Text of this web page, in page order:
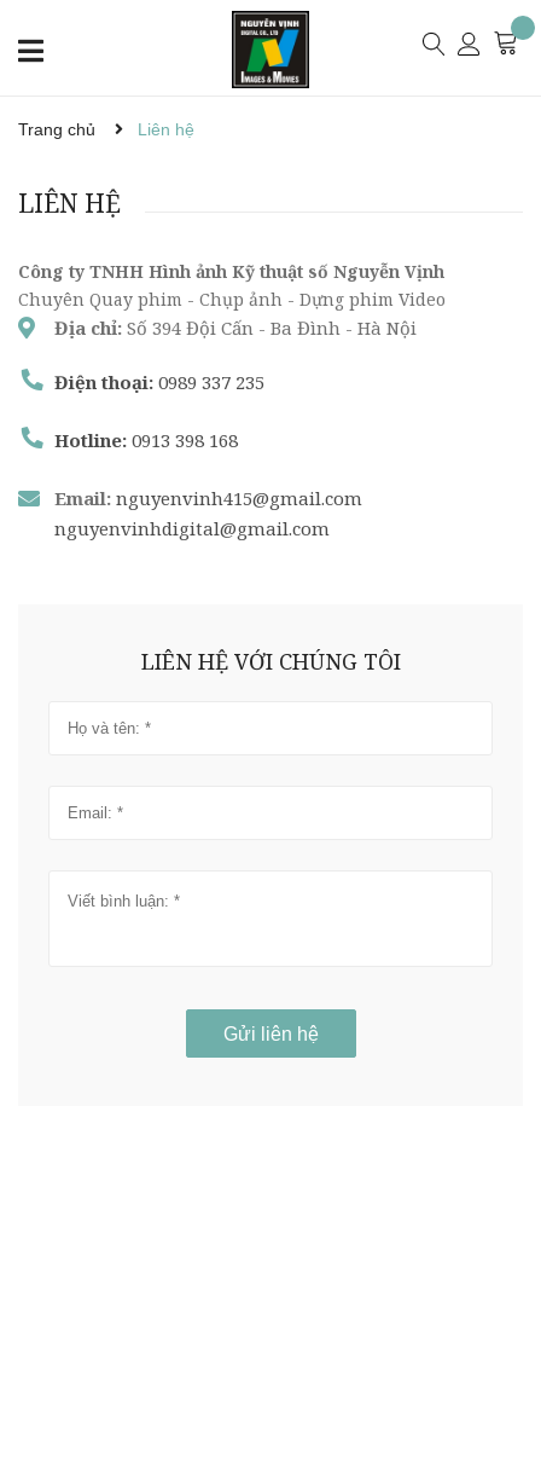
Trang chủ Liên hệ
LIÊN HỆ
Công ty TNHH Hình ảnh Kỹ thuật số Nguyễn Vịnh
Chuyên Quay phim - Chụp ảnh - Dựng phim Video
Địa chỉ: Số 394 Đội Cấn - Ba Đình - Hà Nội
Điện thoại: 0989 337 235
Hotline: 0913 398 168
Email: nguyenvinh415@gmail.com
nguyenvinhdigital@gmail.com
LIÊN HỆ VỚI CHÚNG TÔI
Gửi liên hệ